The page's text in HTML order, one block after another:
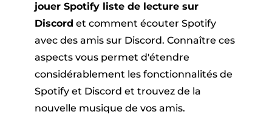
en ligne
SoundCloud
jouer Spotify liste de lecture sur
Discord et comment écouter Spotify
avec des amis sur Discord. Connaître ces
aspects vous permet d'étendre
considérablement les fonctionnalités de
Spotify et Discord et trouvez de la
nouvelle musique de vos amis.